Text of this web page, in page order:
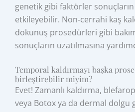
genetik gibi faktörler
etkileyebilir. Non‑cerrahi kaş
dokunuş prosedürleri gibi
sonuçların uzatılmasına
Temporal kaldırmayı başka
birleştirebilir miyim?
Evet! Zamanlı kaldırma,
veya Botox ya da dermal dolgu